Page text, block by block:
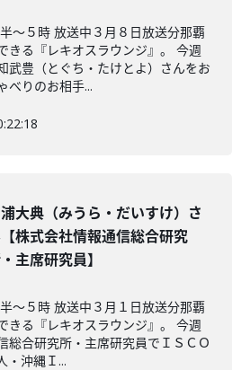
～５時 放送中３月８日放送分那覇
きる『レキオスラウンジ』。 今週
武豊（とぐち・たけとよ）さんをお
べりのお相手...
大典（みうら・だいすけ）さ
株式会社情報通信総合研究
主席研究員】
～５時 放送中３月１日放送分那覇
きる『レキオスラウンジ』。 今週
総合研究所・主席研究員でＩＳＣＯ
・沖縄Ｉ...